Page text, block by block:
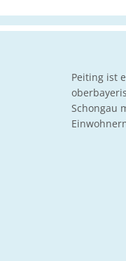
Peiting ist
Schongau